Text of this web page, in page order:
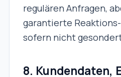
regulären Anfragen,
garantierte
sofern nicht
8. Kundendaten,